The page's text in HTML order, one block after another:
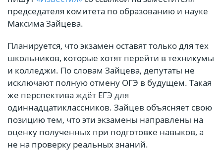
председателя комитета по образованию и науке
Максима Зайцева.
Планируется, что экзамен оставят только для тех
школьников, которые хотят перейти в техникумы
и колледжи. По словам Зайцева, депутаты не
исключают полную отмену ОГЭ в будущем. Такая
же перспектива ждёт ЕГЭ для
одиннадцатиклассников. Зайцев объясняет свою
позицию тем, что эти экзамены направлены на
оценку полученных при подготовке навыков, а
не на проверку реальных знаний.